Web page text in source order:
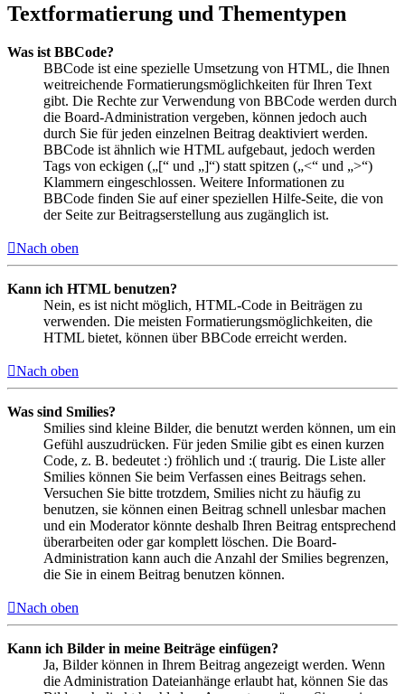
Textformatierung und Thementypen
Was ist BBCode?
BBCode ist eine spezielle Umsetzung von HTML, die Ihnen
weitreichende Formatierungsmöglichkeiten für Ihren Text
gibt. Die Rechte zur Verwendung von BBCode werden durch
die Board-Administration vergeben, können jedoch auch
durch Sie für jeden einzelnen Beitrag deaktiviert werden.
BBCode ist ähnlich wie HTML aufgebaut, jedoch werden
Tags von eckigen („[“ und „]“) statt spitzen („<“ und „>“)
Klammern eingeschlossen. Weitere Informationen zu
BBCode finden Sie auf einer speziellen Hilfe-Seite, die von
der Seite zur Beitragserstellung aus zugänglich ist.
Nach oben
Kann ich HTML benutzen?
Nein, es ist nicht möglich, HTML-Code in Beiträgen zu
verwenden. Die meisten Formatierungsmöglichkeiten, die
HTML bietet, können über BBCode erreicht werden.
Nach oben
Was sind Smilies?
Smilies sind kleine Bilder, die benutzt werden können, um ein
Gefühl auszudrücken. Für jeden Smilie gibt es einen kurzen
Code, z. B. bedeutet :) fröhlich und :( traurig. Die Liste aller
Smilies können Sie beim Verfassen eines Beitrags sehen.
Versuchen Sie bitte trotzdem, Smilies nicht zu häufig zu
benutzen, sie können einen Beitrag schnell unlesbar machen
und ein Moderator könnte deshalb Ihren Beitrag entsprechend
überarbeiten oder gar komplett löschen. Die Board-
Administration kann auch die Anzahl der Smilies begrenzen,
die Sie in einem Beitrag benutzen können.
Nach oben
Kann ich Bilder in meine Beiträge einfügen?
Ja, Bilder können in Ihrem Beitrag angezeigt werden. Wenn
die Administration Dateianhänge erlaubt hat, können Sie das